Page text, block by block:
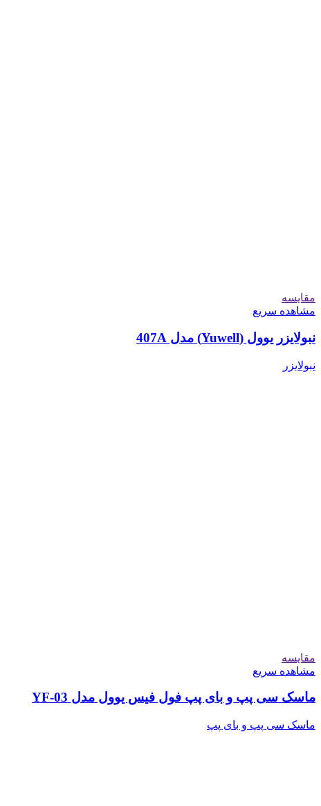
مقایسه
مشاهده سریع
نبولایزر یوول (Yuwell) مدل 407A
نبولایزر
مقایسه
مشاهده سریع
ماسک سی پپ و بای پپ فول فیس یوول مدل YF-03
ماسک سی پپ و بای پپ